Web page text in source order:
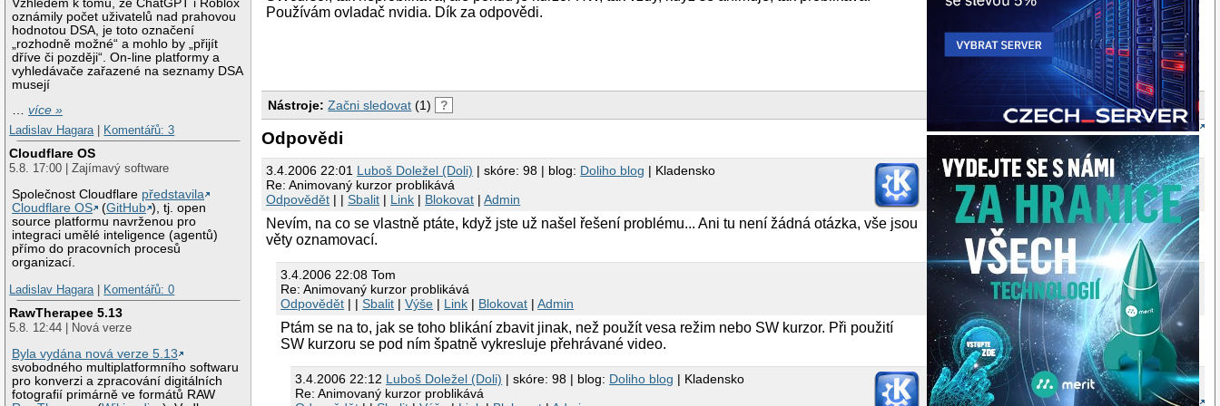
Vzhledem k tomu, že ChatGPT i Roblox
oznámily počet uživatelů nad prahovou
hodnotou DSA, je toto označení
„rozhodně možné“ a mohlo by „přijít
dříve či později“. On-line platformy a
vyhledávače zařazené na seznamy DSA
musejí
…více »
Ladislav Hagara
Komentářů: 3
Cloudflare OS
5.8. 17:00 | Zajímavý software
Společnost Cloudflare představila
Cloudflare OS
(GitHub ), tj. open
source platformu navrženou pro
integraci umělé inteligence (agentů)
přímo do pracovních procesů
organizací.
Ladislav Hagara
Komentářů: 0
RawTherapee 5.13
5.8. 12:44 | Nová verze
Byla vydána nová verze 5.13
svobodného multiplatformního softwaru
pro konverzi a zpracování digitálních
fotografií primárně ve formátů RAW
Používám ovladač nvidia. Dík za odpovědi.
Nástroje: Začni sledovat (1) ?
Odpovědi
3.4.2006 22:01 Luboš Doležel (Doli) | skóre: 98 | blog: Doliho blog | Kladensko
Re: Animovaný kurzor problikává
Odpovědět | |Sbalit | Link | Blokovat |Admin
Nevím, na co se vlastně ptáte, když jste už našel řešení problému... Ani tu není žádná otázka, vše jsou
věty oznamovací.
3.4.2006 22:08 Tom
Re: Animovaný kurzor problikává
Odpovědět | |Sbalit |Výše | Link | Blokovat |Admin
Ptám se na to, jak se toho blikání zbavit jinak, než použít vesa režim nebo SW kurzor. Při použití
SW kurzoru se pod ním špatně vykresluje přehrávané video.
3.4.2006 22:12 Luboš Doležel (Doli) | skóre: 98 | blog: Doliho blog | Kladensko
Re: Animovaný kurzor problikává